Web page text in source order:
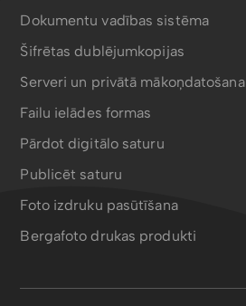
Dokumentu vadības sistēma
Šifrētas dublējumkopijas
Serveri un privātā mākoņdatošana
Failu ielādes formas
Pārdot digitālo saturu
Publicēt saturu
Foto izdruku pasūtīšana
Bergafoto drukas produkti